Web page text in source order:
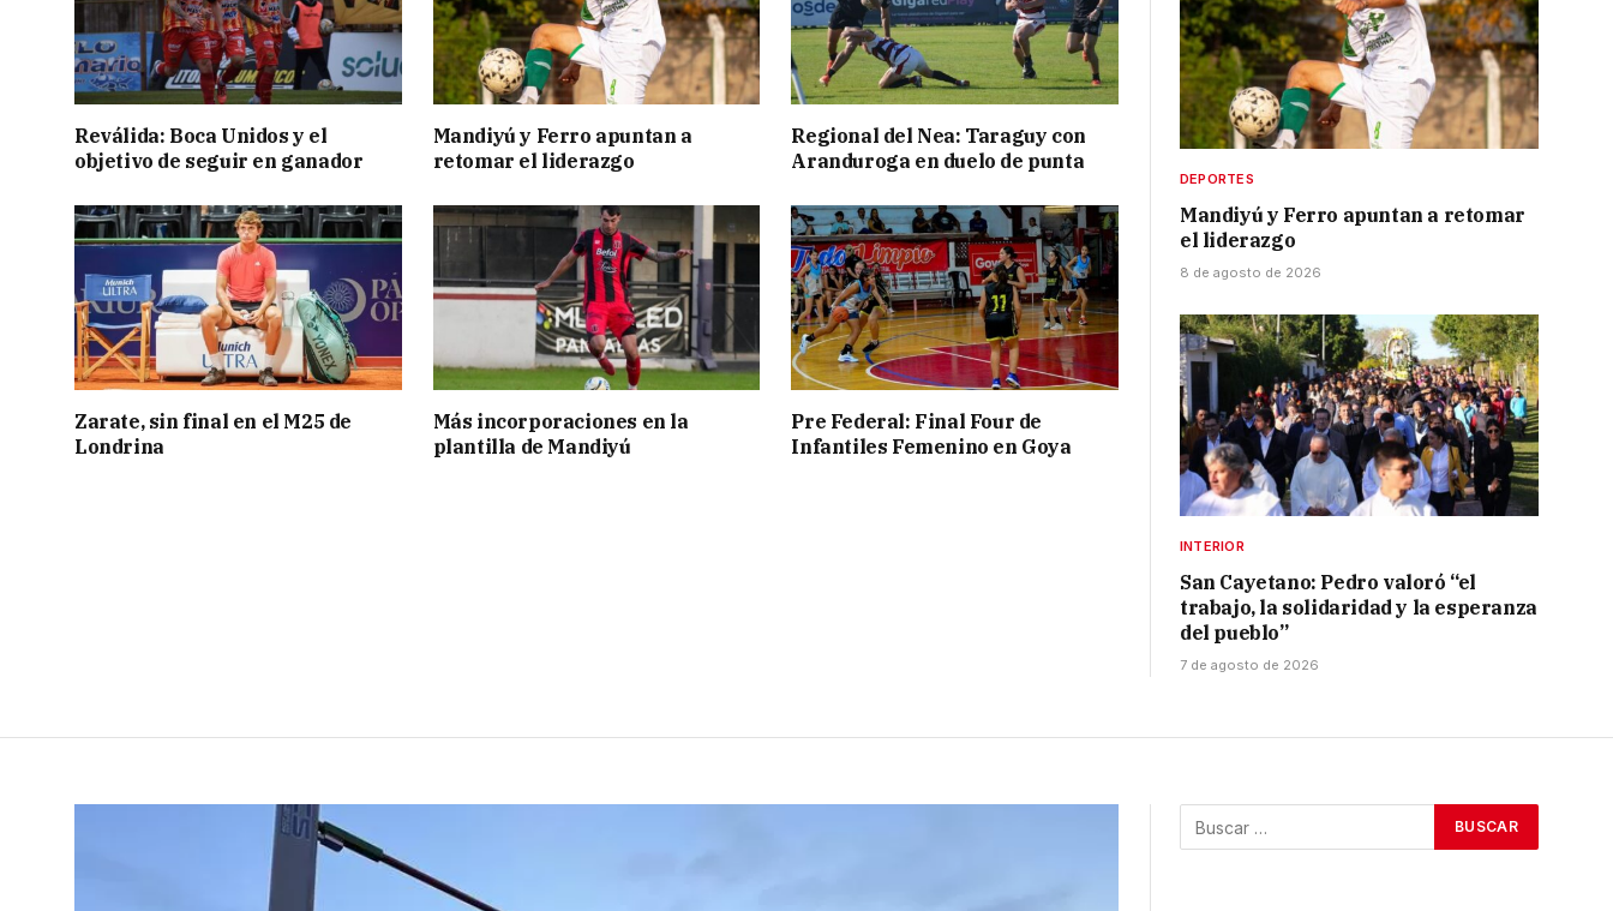
Reválida: Boca Unidos y el
objetivo de seguir en ganador
Mandiyú y Ferro apuntan a
retomar el liderazgo
Regional del Nea: Taraguy con
Aranduroga en duelo de punta
Zarate, sin final en el M25 de
Londrina
Más incorporaciones en la
plantilla de Mandiyú
Pre Federal: Final Four de
Infantiles Femenino en Goya
DEPORTES
Mandiyú y Ferro apuntan a retomar
el liderazgo
8 de agosto de 2026
INTERIOR
San Cayetano: Pedro valoró “el
trabajo, la solidaridad y la esperanza
del pueblo”
7 de agosto de 2026